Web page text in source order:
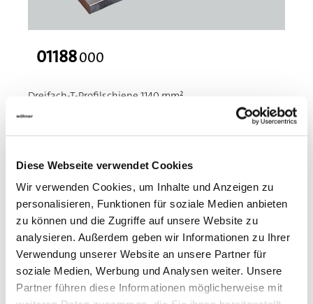
Diese Webseite verwendet Cookies
Wir verwenden Cookies, um Inhalte und Anzeigen zu
personalisieren, Funktionen für soziale Medien anbieten
zu können und die Zugriffe auf unsere Website zu
analysieren. Außerdem geben wir Informationen zu Ihrer
Verwendung unserer Website an unsere Partner für
soziale Medien, Werbung und Analysen weiter. Unsere
Partner führen diese Informationen möglicherweise mit
01188000
Dreifach-T-Profilschiene 1140 mm²
Material: Kupfer Cu-ETP (Nr. CW004A) nach EN 13601
(99,9% Kupfer), Festigkeitsklasse R300 (300 N/mm²)
Länge 453 mm, verzinnt